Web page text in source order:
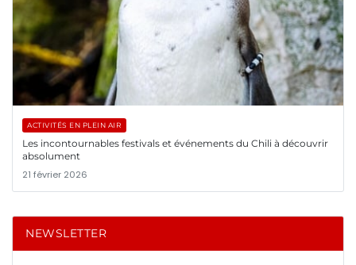
ACTIVITÉS EN PLEIN AIR
Les incontournables festivals et événements du Chili à découvrir
absolument
21 février 2026
NEWSLETTER